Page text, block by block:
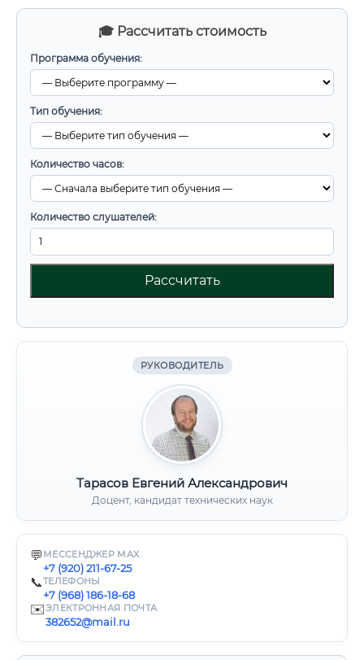
🎓 Рассчитать стоимость
Программа обучения:
Тип обучения:
Количество часов:
Количество слушателей:
Рассчитать
РУКОВОДИТЕЛЬ
Тарасов Евгений Александрович
Доцент, кандидат технических наук
💬 МЕССЕНДЖЕР MAX
+7 (920) 211-67-25
📞ТЕЛЕФОНЫ
+7 (968) 186-18-68
✉️ЭЛЕКТРОННАЯ ПОЧТА
382652@mail.ru